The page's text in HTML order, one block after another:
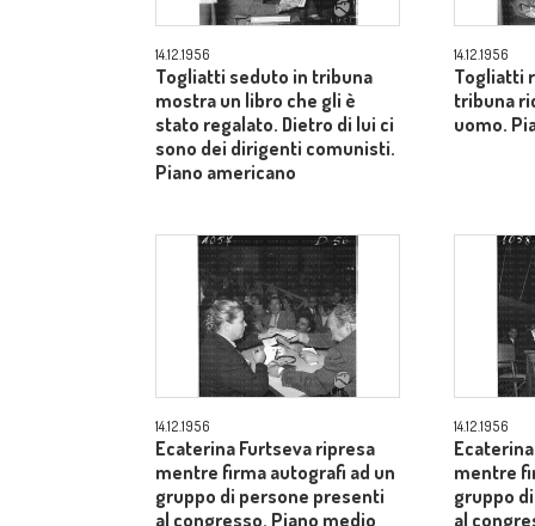
14.12.1956
Togliatti seduto in tribuna
mostra un libro che gli è
stato regalato. Dietro di lui ci
sono dei dirigenti comunisti.
Piano americano
14.12.1956
Togliatti
tribuna
uomo.
14.12.1956
Ecaterina Furtseva ripresa
mentre firma autografi ad un
gruppo di persone presenti
al congresso. Piano medio
14.12.1956
mentre
gruppo
al